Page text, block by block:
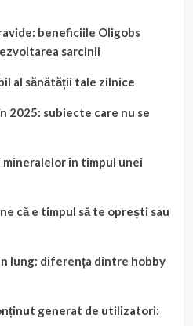
beneficiile Oligobs
sarcinii
al sănătății tale zilnice
2025: subiecte care nu se
în timpul unei
că e timpul să te oprești sau
lung: diferența dintre hobby
generat de utilizatori: